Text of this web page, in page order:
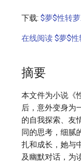
下载: $夢$性转
在线阅读 $夢$
摘要
本文件为小说《
后，意外变身为
的自我探索、友
同的思考，细腻
扎和成长，她与
及幽默对话，为